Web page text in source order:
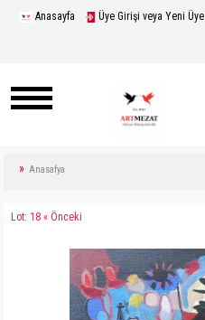
Anasayfa Üye Girişi veya Yeni Üye
Anasafya
Lot: 18 « Önceki